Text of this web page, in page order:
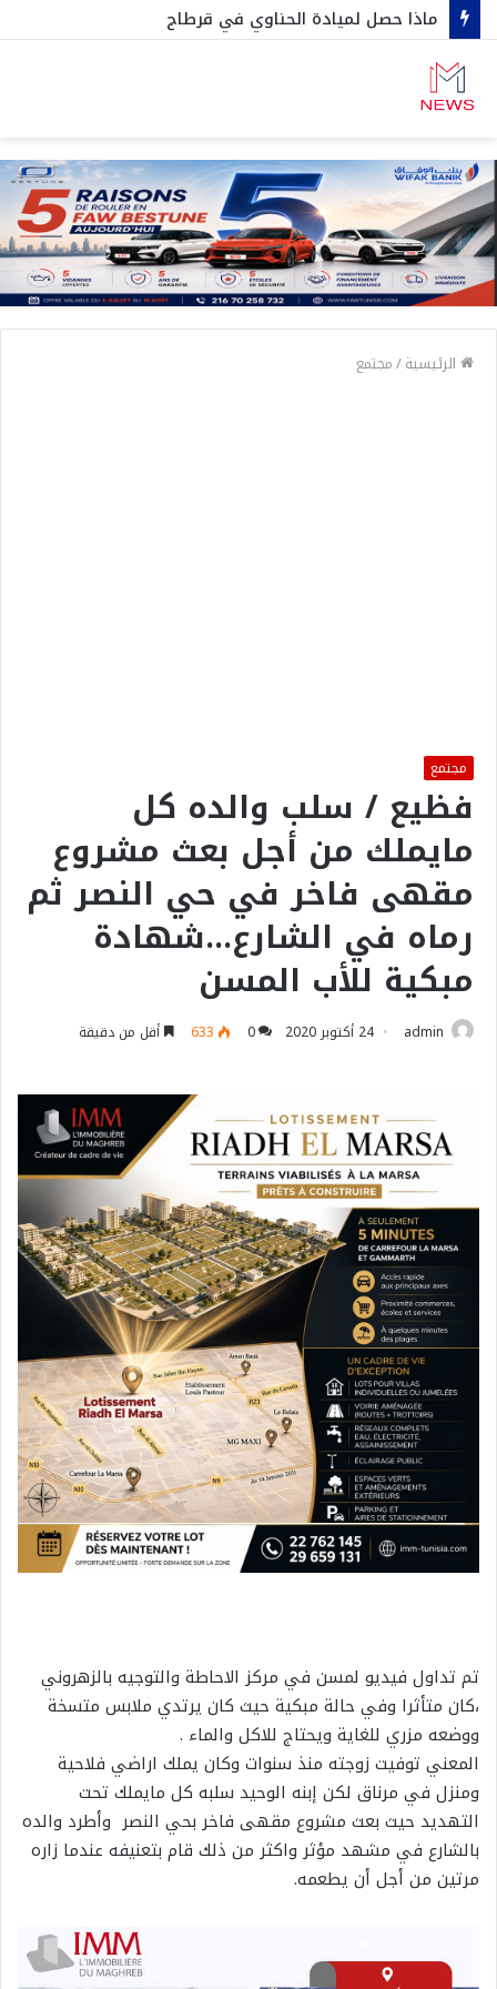
ماذا حصل لميادة الحناوي في قرطاج
الرئيسية/مجتمع
مجتمع
فظيع / سلب والده كل
مايملك من أجل بعث مشروع
مقهى فاخر في حي النصر ثم
رماه في الشارع…شهادة
مبكية للأب المسن
admin 24 أكتوبر 2020 0
633 أقل من دقيقة
تم تداول فيديو لمسن في مركز الاحاطة والتوجيه بالزهروني
،كان متأثرا وفي حالة مبكية حيث كان يرتدي ملابس متسخة
ووضعه مزري للغاية ويحتاج للاكل والماء .
المعني توفيت زوجته منذ سنوات وكان يملك اراضي فلاحية
ومنزل في مرناق لكن إبنه الوحيد سلبه كل مايملك تحت
التهديد حيث بعث مشروع مقهى فاخر بحي النصر وأطرد والده
بالشارع في مشهد مؤثر واكثر من ذلك قام بتعنيفه عندما زاره
مرتين من أجل أن يطعمه.